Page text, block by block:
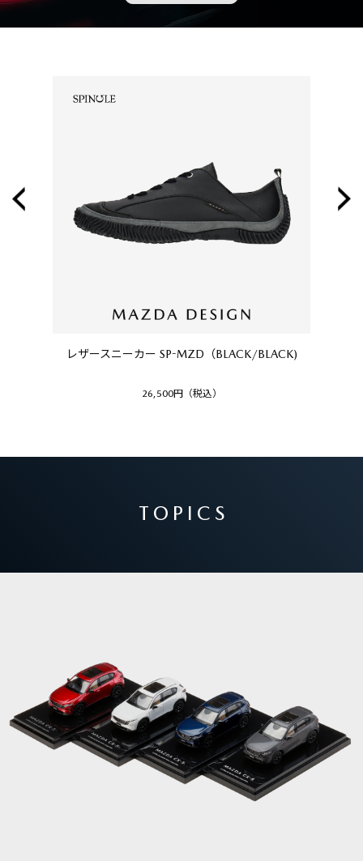
レザースニーカー SP-MZD（BLACK/BLACK)
26,500円（税込）
T O P I C S